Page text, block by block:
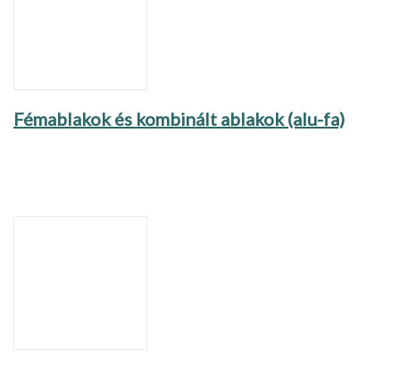
Fémablakok és kombinált ablakok (alu-fa)